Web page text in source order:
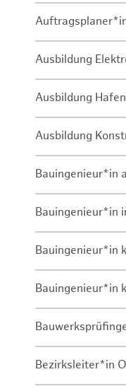
Ausbildung
Ausbildung
Ausbildung
Bauingenieur*in
Bauingenieur*in
Bauingenieur*in
Bauingenieur*in
Bezirksleiter*in